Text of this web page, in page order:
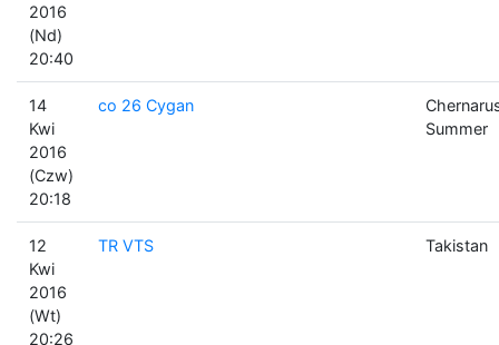
2016
(Nd)
20:40
14
Kwi
2016
(Czw)
20:18
co 26 Cygan
Summer
12
Kwi
2016
(Wt)
20:26
TR VTS Takistan